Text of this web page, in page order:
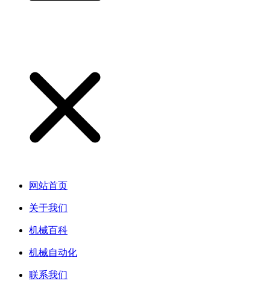
网站首页
关于我们
机械百科
机械自动化
联系我们